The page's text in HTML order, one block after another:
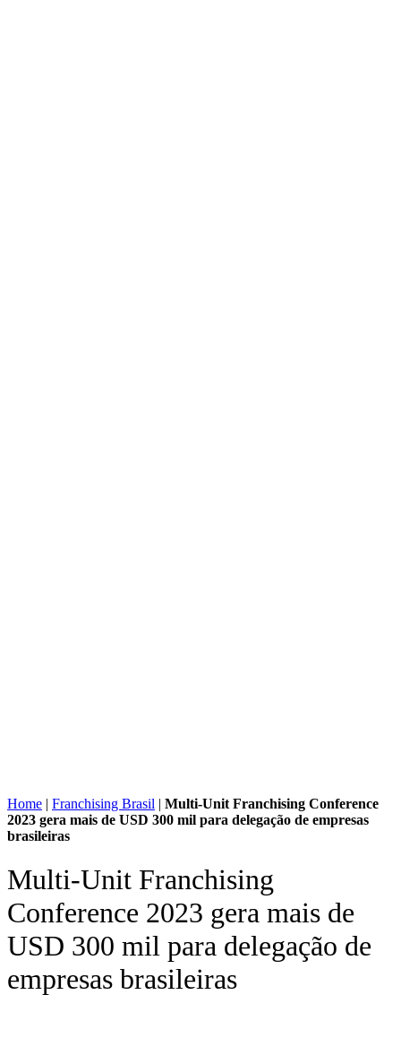
Home | Franchising Brasil | Multi-Unit Franchising Conference
2023 gera mais de USD 300 mil para delegação de empresas
brasileiras
Multi-Unit Franchising
Conference 2023 gera mais de
USD 300 mil para delegação de
empresas brasileiras